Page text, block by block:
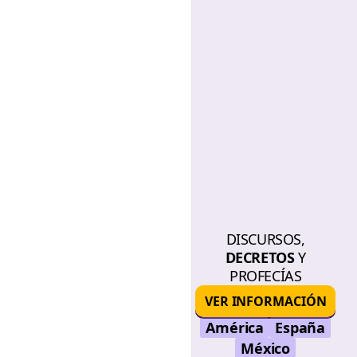
DISCURSOS,
DECRETOSY
PROFECÍAS
VER INFORMACIÓN
América
España
México